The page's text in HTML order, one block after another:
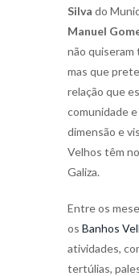
Silva do
Manuel
não quiseram
mas que
relação que
comunidade
dimensão e
Velhos têm
Galiza.
Entre os
os Banhos
atividades,
tertúlias,